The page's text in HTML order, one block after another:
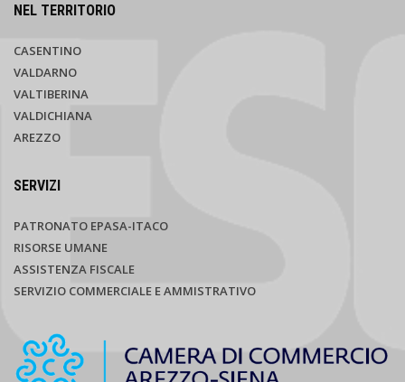
NEL TERRITORIO
CASENTINO
VALDARNO
VALTIBERINA
VALDICHIANA
AREZZO
SERVIZI
PATRONATO EPASA-ITACO
RISORSE UMANE
ASSISTENZA FISCALE
SERVIZIO COMMERCIALE E AMMISTRATIVO